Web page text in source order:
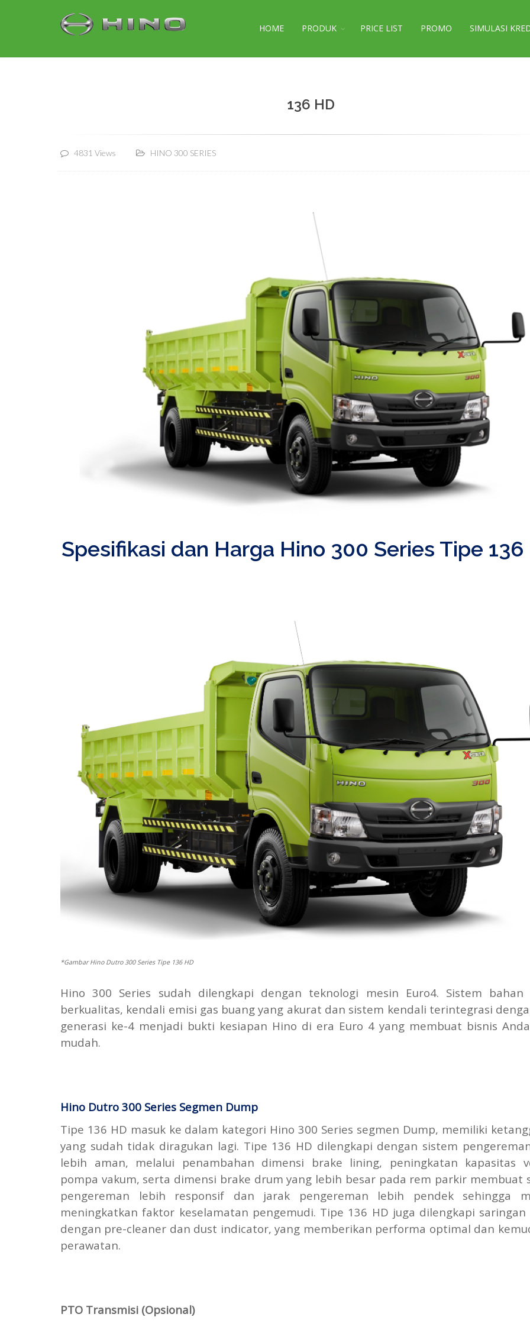
HOME PRODUK PRICE LIST PROMO SIMULASI
136 HD
4831 Views HINO 300 SERIES
Spesifikasi dan Harga Hino 300 Series Tipe 136
*Gambar Hino Dutro 300 Series Tipe 136 HD
Hino 300 Series sudah dilengkapi dengan teknologi mesin Euro4. Sistem bahan
berkualitas, kendali emisi gas buang yang akurat dan sistem kendali terintegrasi
generasi ke-4 menjadi bukti kesiapan Hino di era Euro 4 yang membuat bisnis
mudah.
Hino Dutro 300 Series Segmen Dump
Tipe 136 HD masuk ke dalam kategori Hino 300 Series segmen Dump, memiliki
yang sudah tidak diragukan lagi. Tipe 136 HD dilengkapi dengan sistem
lebih aman, melalui penambahan dimensi brake lining, peningkatan kapasitas
pompa vakum, serta dimensi brake drum yang lebih besar pada rem parkir membuat
pengereman lebih responsif dan jarak pengereman lebih pendek sehingga
meningkatkan faktor keselamatan pengemudi. Tipe 136 HD juga dilengkapi saringan
dengan pre-cleaner dan dust indicator, yang memberikan performa optimal dan
perawatan.
PTO Transmisi (Opsional)